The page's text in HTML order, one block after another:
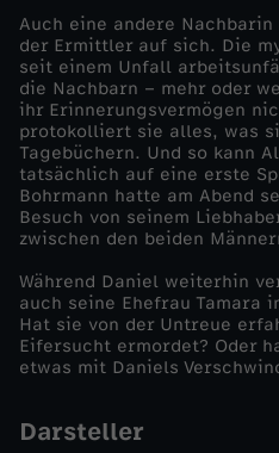
r
a
u
a
m
F
e
n
Auch eine andere
der Ermittler auf sich. Die
seit einem Unfall
die Nachbarn – mehr oder
ihr Erinnerungsvermögen
protokolliert sie alles, was
Tagebüchern. Und so kann
tatsächlich auf eine erste
Bohrmann hatte am Abend
Besuch von seinem
zwischen den beiden
Während Daniel weiterhin
auch seine Ehefrau Tamara
Hat sie von der Untreue
Eifersucht ermordet? Oder
etwas mit Daniels
Darsteller